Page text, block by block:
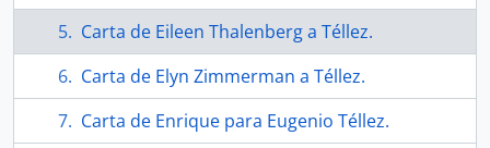
Carta de Eileen Thalenberg a Téllez.
Carta de Elyn Zimmerman a Téllez.
Carta de Enrique para Eugenio Téllez.